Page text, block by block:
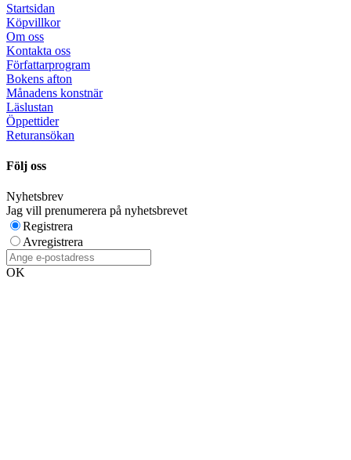
Startsidan
Köpvillkor
Om oss
Kontakta oss
Författarprogram
Bokens afton
Månadens konstnär
Läslustan
Öppettider
Returansökan
Följ oss
Nyhetsbrev
Jag vill prenumerera på nyhetsbrevet
Registrera
Avregistrera
OK